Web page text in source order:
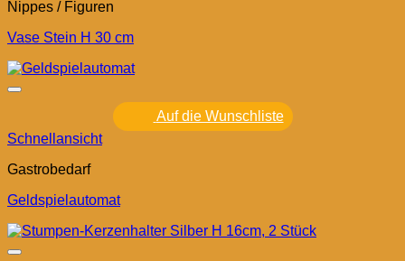
Nippes / Figuren
Vase Stein H 30 cm
Auf die Wunschliste
Schnellansicht
Gastrobedarf
Geldspielautomat